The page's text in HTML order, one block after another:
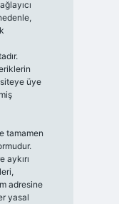
üye
tamamen
aykırı
adresine
yasal